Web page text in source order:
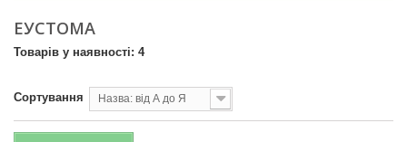
ЕУСТОМА
Товарів у наявності: 4
Сортування Назва: від А до Я